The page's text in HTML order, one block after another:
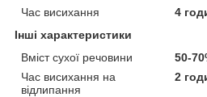
Час висихання
4
Інші характеристики
Вміст сухої речовини
50-
Час висихання на
відлипання
2